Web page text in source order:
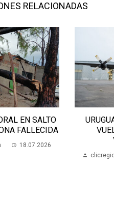
RELACIONADAS
EN SALTO
FALLECIDA
18.07.2026